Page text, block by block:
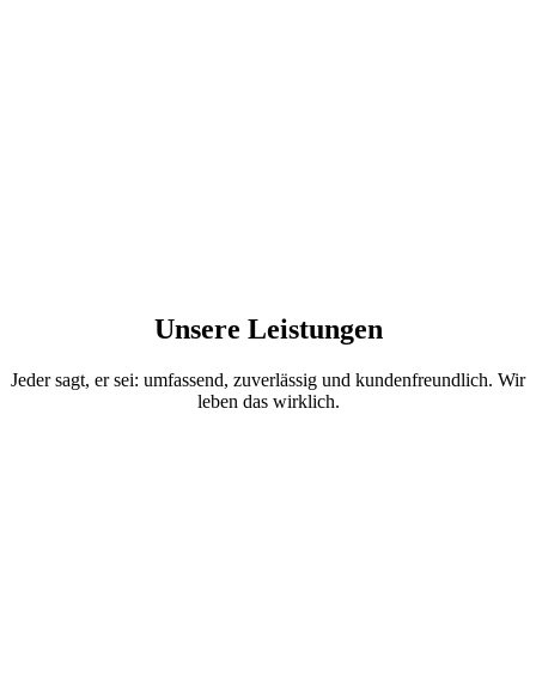
Unsere Leistungen
Jeder sagt, er sei: umfassend, zuverlässig und kundenfreundlich. Wir
leben das wirklich.